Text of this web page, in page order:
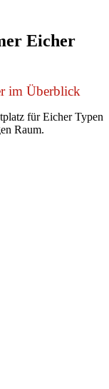
Eicher
im Überblick
für Eicher Typen
Raum.